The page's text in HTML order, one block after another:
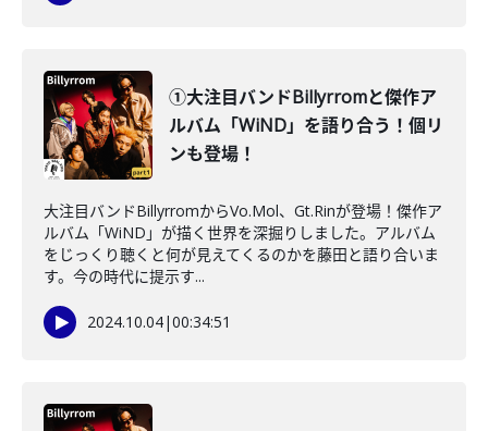
①大注目バンドBillyrromと傑作ア
ルバム「WiND」を語り合う！個リ
ンも登場！
大注目バンドBillyrromからVo.Mol、Gt.Rinが登場！傑作ア
ルバム「WiND」が描く世界を深掘りしました。アルバム
をじっくり聴くと何が見えてくるのかを藤田と語り合いま
す。今の時代に提示す...
2024.10.04|00:34:51